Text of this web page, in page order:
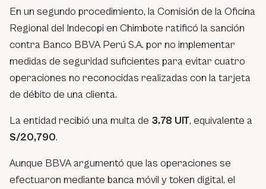
En un segundo procedimiento, la Comisión de la Oficina
Regional del Indecopi en Chimbote ratificó la sanción
contra Banco BBVA Perú S.A. por no implementar
medidas de seguridad suficientes para evitar cuatro
operaciones no reconocidas realizadas con la tarjeta
de débito de una clienta.
La entidad recibió una multa de 3.78 UIT, equivalente a
S/20,790.
Aunque BBVA argumentó que las operaciones se
efectuaron mediante banca móvil y token digital, el